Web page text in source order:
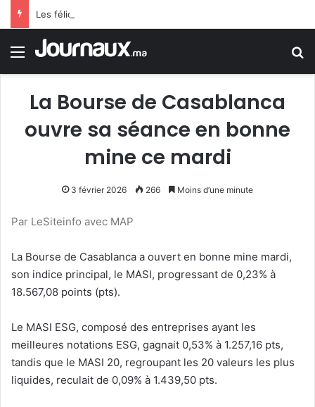
Menu
La Bourse de Casablanca
ouvre sa séance en bonne
mine ce mardi
3 février 2026 266 Moins d’une minute
Par LeSiteinfo avec MAP
La Bourse de Casablanca a ouvert en bonne mine mardi,
son indice principal, le MASI, progressant de 0,23% à
18.567,08 points (pts).
Le MASI ESG, composé des entreprises ayant les
meilleures notations ESG, gagnait 0,53% à 1.257,16 pts,
tandis que le MASI 20, regroupant les 20 valeurs les plus
liquides, reculait de 0,09% à 1.439,50 pts.